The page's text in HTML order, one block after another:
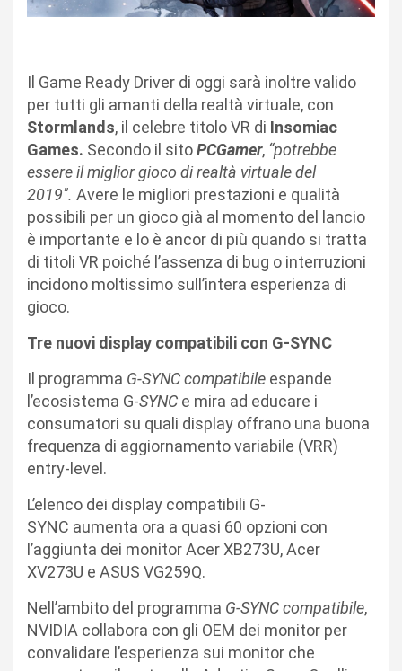
Il Game Ready Driver di oggi sarà inoltre valido
per tutti gli amanti della realtà virtuale, con
Stormlands, il celebre titolo VR di Insomiac
Games. Secondo il sitoPCGamer, “potrebbe
essere il miglior gioco di realtà virtuale del
2019″. Avere le migliori prestazioni e qualità
possibili per un gioco già al momento del lancio
è importante e lo è ancor di più quando si tratta
di titoli VR poiché l’assenza di bug o interruzioni
incidono moltissimo sull’intera esperienza di
gioco.
Tre nuovi display compatibili con G-SYNC
Il programma G-SYNC compatibile espande
l’ecosistema G-SYNC e mira ad educare i
consumatori su quali display offrano una buona
frequenza di aggiornamento variabile (VRR)
entry-level.
L’elenco dei display compatibili G-
SYNC aumenta ora a quasi 60 opzioni con
l’aggiunta dei monitor Acer XB273U, Acer
XV273U e ASUS VG259Q.
Nell’ambito del programma G-SYNC compatibile,
NVIDIA collabora con gli OEM dei monitor per
convalidare l’esperienza sui monitor che